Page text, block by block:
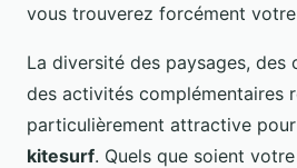
vous trouverez forcément votre
La diversité des paysages,
des activités complémentaires
particulièrement attractive
kitesurf. Quels que soient